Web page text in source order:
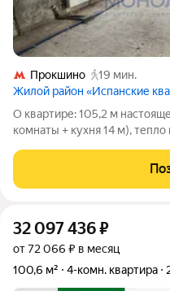
Прокшино
19 мин.
Жилой район «Испанские
О квартире: 105,2 м настоящего простора (4 изолированные
комнаты + кухня 14 м), тепло
лист» для воплощения
любую планировку;
32 097 436₽
от 72 066 ₽ в месяц
100,6 м²
4-комн. квартира